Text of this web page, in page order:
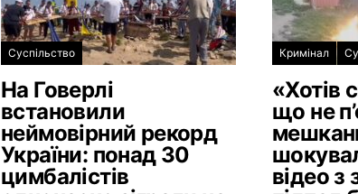
Суспільство
На Говерлі
встановили
неймовірний рекорд
України: понад 30
цимбалістів
Кримінал
«Хотів
що не
відео з